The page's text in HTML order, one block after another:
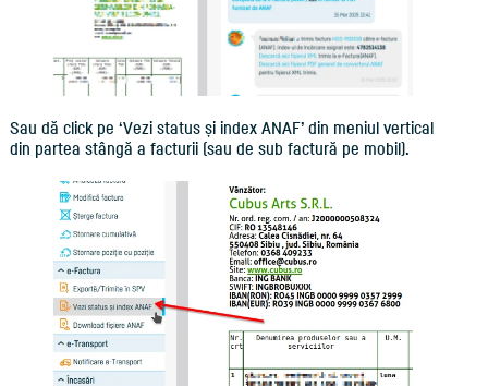
Sau dă click pe ‘Vezi status și index ANAF’ din meniul vertical
din partea stângă a facturii (sau de sub factură pe mobil).